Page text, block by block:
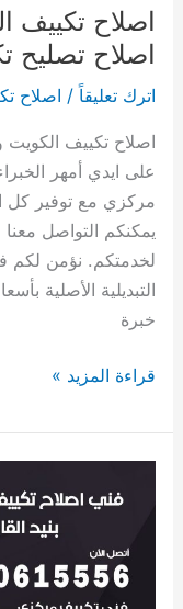
اصلاح تصليح
اترك تعليقاً / اصلاح
اصلاح تكييف الكويت
على ايدي أمهر
مركزي مع توفير كل
يمكنكم التواصل
لخدمتكم. نؤمن لكم
التبديلية الأصلية
خبرة
في
الكويت
قراءة المزيد »
تكييف
القار
60615556